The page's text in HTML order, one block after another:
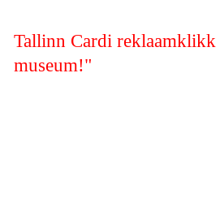
Tallinn Cardi
museum!"